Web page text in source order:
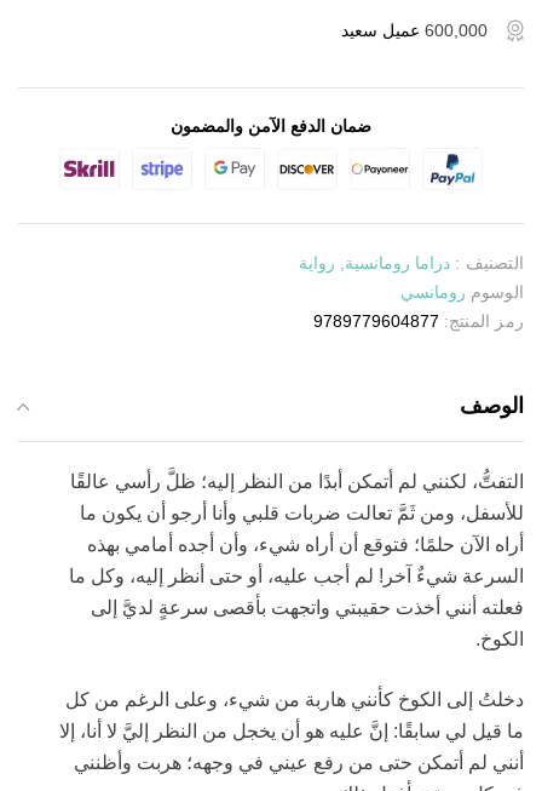
600,000 عميل سعيد
ضمان الدفع الآمن والمضمون
التصنيف : دراما رومانسية
رواية
الوسوم رومانسي
رمز المنتج: 9789779604877
الوصف
التفتُّ، لكنني لم أتمكن أبدًا من النظر إليه؛ ظلَّ رأسي عالقًا
للأسفل، ومن ثَمَّ تعالت ضربات قلبي وأنا أرجو أن يكون ما
أراه الآن حلمًا؛ فتوقع أن أراه شيء، وأن أجده أمامي بهذه
السرعة شيءٌ آخر! لم أجب عليه، أو حتى أنظر إليه، وكل ما
فعلته أنني أخذت حقيبتي واتجهت بأقصى سرعةٍ لديَّ إلى
الكوخ.
دخلتُ إلى الكوخ كأنني هاربة من شيء، وعلى الرغم من كل
ما قيل لي سابقًا: إنَّ عليه هو أن يخجل من النظر إليَّ لا أنا، إلا
أنني لم أتمكن حتى من رفع عيني في وجهه؛ هربت وأظنني